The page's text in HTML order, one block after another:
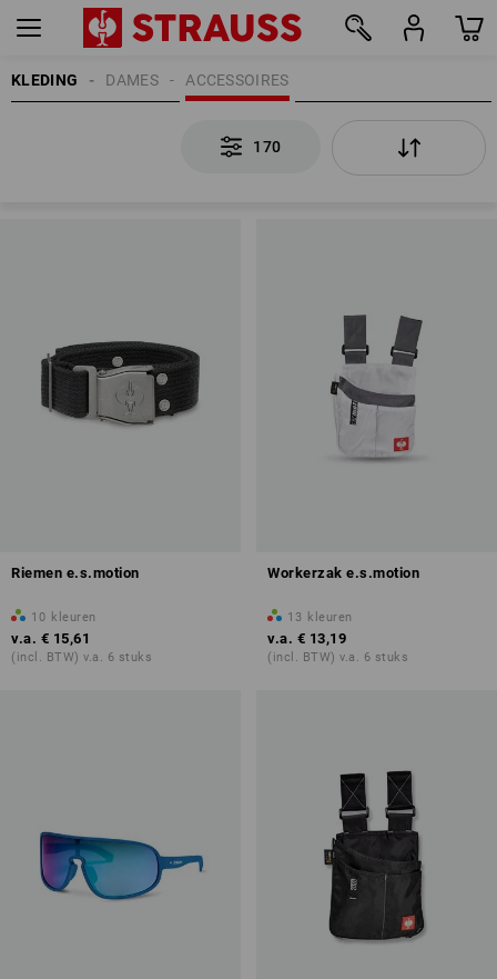
KLEDING ACCESSOIRES
DAMES
170
Riemen e.s.motion
10 kleuren
v.a. € 15,61
(incl. BTW) v.a. 6 stuks
Workerzak e.s.motion
13 kleuren
v.a. € 13,19
(incl. BTW) v.a. 6 stuks